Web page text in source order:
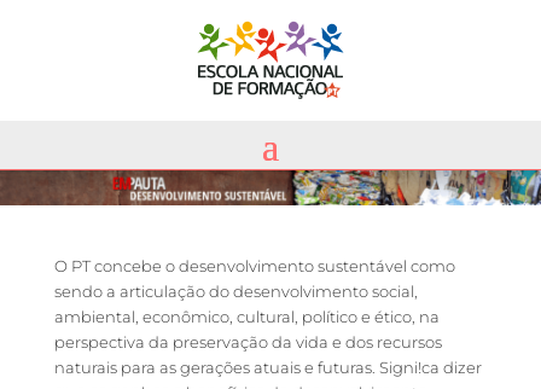
O PT concebe o desenvolvimento sustentável como
sendo a articulação do desenvolvimento social,
ambiental, econômico, cultural, político e ético, na
perspectiva da preservação da vida e dos recursos
naturais para as gerações atuais e futuras. Signi!ca dizer